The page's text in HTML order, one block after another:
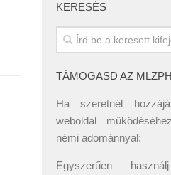
KERESÉS
TÁMOGASD AZ
Ha szeretnél
weboldal
némi adománnyal:
Egyszerűen